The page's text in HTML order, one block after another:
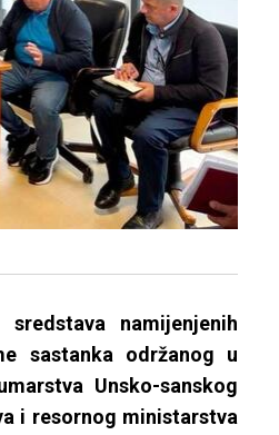
namijenjenih
sastanka održanog u
Unsko-sanskog
i resornog ministarstva